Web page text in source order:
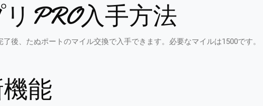
PRO入手方法
後、たぬポートのマイル交換で入手できます。必要なマイルは1500です。
能